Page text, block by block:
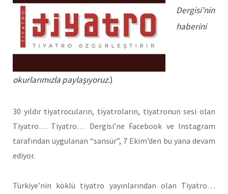
Dergisi’nin
haberini
okurlarımızla paylaşıyoruz.)
30 yıldır tiyatrocuların, tiyatroların, tiyatronun sesi olan
Tiyatro… Tiyatro… Dergisi’ne Facebook ve Instagram
tarafından uygulanan “sansür”, 7 Ekim’den bu yana devam
ediyor.
Türkiye’nin köklü tiyatro yayınlarından olan Tiyatro…